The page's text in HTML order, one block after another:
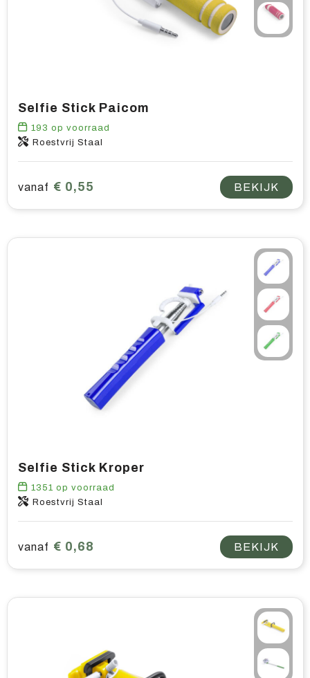
Overige relatiegeschenken
Selfie Stick Paicom
193 op voorraad
Roestvrij Staal
vanaf € 0,55 BEKIJK
Selfie Stick Kroper
1351 op voorraad
Roestvrij Staal
vanaf € 0,68 BEKIJK